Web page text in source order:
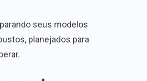
seus modelos
planejados para